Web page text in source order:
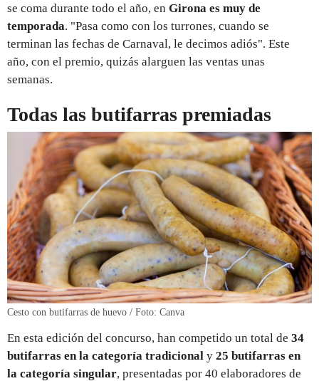
se coma durante todo el año, en Girona es muy de
temporada. "Pasa como con los turrones, cuando se
terminan las fechas de Carnaval, le decimos adiós". Este
año, con el premio, quizás alarguen las ventas unas
semanas.
Todas las butifarras premiadas
Cesto con butifarras de huevo / Foto: Canva
En esta edición del concurso, han competido un total de 34
butifarras en la categoría tradicional y 25 butifarras en
la categoría singular, presentadas por 40 elaboradores de